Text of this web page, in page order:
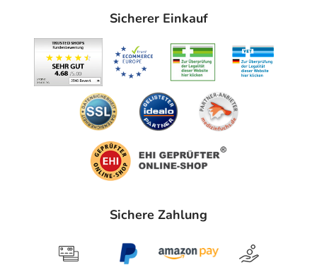
Sicherer Einkauf
Sichere Zahlung